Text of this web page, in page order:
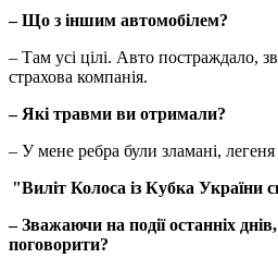
– Що з іншим автомобілем?
– Там усі цілі. Авто постраждало,
страхова компанія.
– Які травми ви отримали?
– У мене ребра були зламані,
"Виліт Колоса із Кубка України
– Зважаючи на події останніх
поговорити?